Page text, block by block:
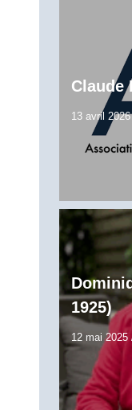
Claude
13 avril 2026
1925)
12 mai 2025